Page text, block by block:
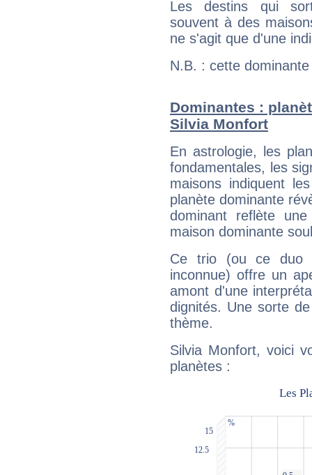
Les destins qui
souvent à des
ne s'agit que d'une
N.B. : cette
Dominantes :
Silvia Monfort
En astrologie, les
fondamentales, les
maisons indiquent
planète dominante
dominant reflète
maison dominante
Ce trio (ou ce duo
inconnue) offre un
amont d'une
dignités. Une sorte
thème.
Silvia Monfort, voici
planètes :